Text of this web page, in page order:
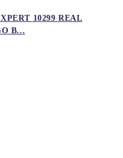
10299 REAL
B...